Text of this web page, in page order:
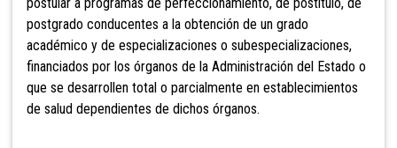
postgrado conducentes a la obtención de un grado
académico y de especializaciones o subespecializaciones,
financiados por los órganos de la Administración del Estado o
que se desarrollen total o parcialmente en establecimientos
de salud dependientes de dichos órganos.